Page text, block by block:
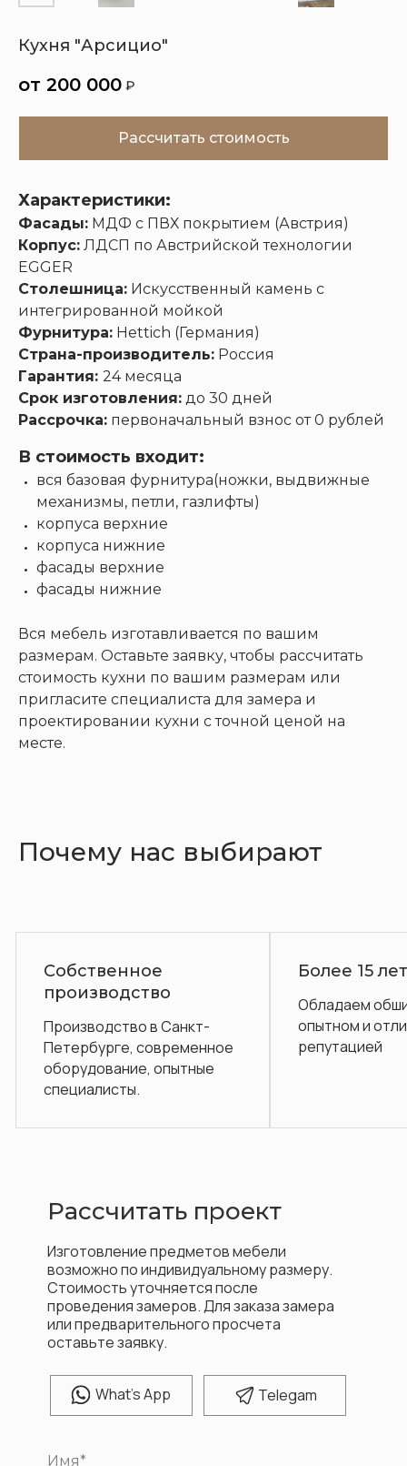
Кухни
Кухня "Арсицио"
200 000 ₽
Рассчитать стоимость
Характеристики:
Фасады: МДФ с ПВХ покрытием (Австрия)
Корпус: ЛДСП по Австрийской технологии
EGGER
Столешница: Искусственный камень с
интегрированной мойкой
Фурнитура: Hettich (Германия)
Страна-производитель: Россия
Гарантия: 24 месяца
Срок изготовления: до 30 дней
Рассрочка: первоначальный взнос от 0 рублей
В стоимость входит:
вся базовая фурнитура(ножки, выдвижные
механизмы, петли, газлифты)
корпуса верхние
корпуса нижние
фасады верхние
фасады нижние
Вся мебель изготавливается по вашим
размерам. Оставьте заявку, чтобы рассчитать
стоимость кухни по вашим размерам или
пригласите специалиста для замера и
проектировании кухни с точной ценой на
месте.
Почему нас выбирают
Санкт-
Более 15 лет на рынке
Обладаем обширным
опытном и отличной
репутацией
What's App Telegam
Рассчитать проект
Изготовление предметов мебели
возможно по индивидуальному размеру.
Стоимость уточняется после
проведения замеров. Для заказа замера
или предварительного просчета
оставьте заявку.